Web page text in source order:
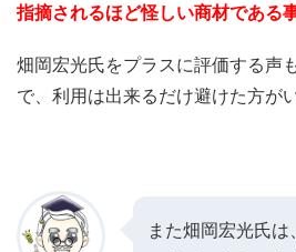
指摘されるほど怪しい商材である
畑岡宏光氏をプラスに評価する声
で、利用は出来るだけ避けた方が
また畑岡宏光氏は